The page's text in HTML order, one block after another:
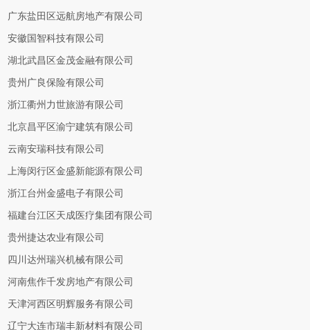
广东盐田区远航房地产有限公司
安徽国智科技有限公司
湖北武昌区金茂金融有限公司
贵州广良保险有限公司
浙江衢州力世旅游有限公司
北京昌平区渝宁建筑有限公司
云南安瑞科技有限公司
上海闵行区金盛新能源有限公司
浙江台州金盛电子有限公司
福建台江区天成医疗集团有限公司
贵州捷达农业有限公司
四川达州瑞兴机械有限公司
河南焦作千发房地产有限公司
天津河西区明辉服务有限公司
辽宁大连市瑞丰新材料有限公司